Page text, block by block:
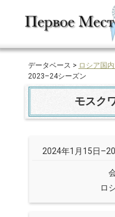
データベース > ロシア国
2023–24シーズン
モスク
2024年1月15日
ロ